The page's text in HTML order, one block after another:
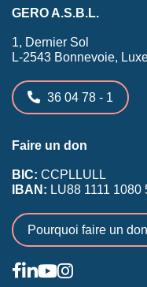
GERO A.S.B.L.
1, Dernier Sol
L-2543 Bonnevoie,
36 04 78 - 1
Faire un don
BIC: CCPLLULL
IBAN: LU88 1111 1080
Pourquoi faire un